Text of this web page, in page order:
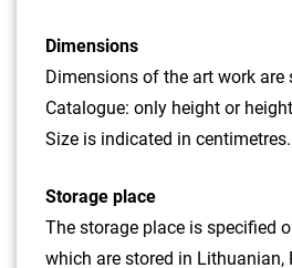
Dimensions
Dimensions of the art work are
Catalogue: only height or
Size is indicated in centimetres.
Storage place
The storage place is specified
which are stored in Lithuanian,